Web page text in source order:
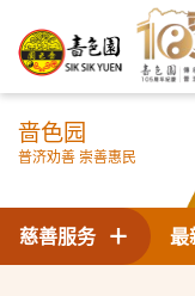
啬色园
普济劝善 崇善惠民
最
慈善服务